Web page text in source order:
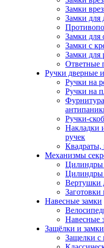
Замки
Замки для
Замки для
Замки с
Замки для
Ответные
Ручки дверные
Ручки на
Ручки на
Ручки-
Накладки
ручек
Квадраты,
Механизмы
Цилиндры
Цилиндры
Вертушки
Заготовки
Навесные замки
Навесные
Защёлки и
Защелки с